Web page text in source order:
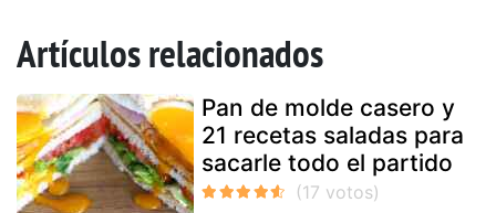
Artículos relacionados
Pan de molde casero y
21 recetas saladas para
sacarle todo el partido